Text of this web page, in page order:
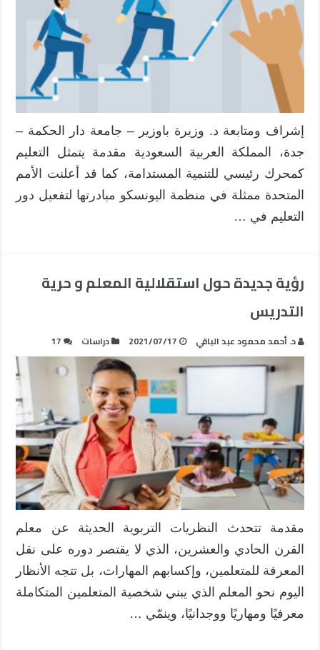
التنمية
المهنية
المستدامة
للمعلم
مغلقة
إشراف ومتابعة د. وزيرة باوزير – جامعة دار الحكمة –
جدة، المملكة العربية السعودية مقدمة يتمثل التعليم
كمحرك رئيسي للتنمية المستدامة، كما قد أعلنت الأمم
المتحدة ممثلة في منظمة اليونسكو مبادرتها لتفعيل دور
التعليم في …
رؤية جديدة حول استقلالية المعلم و حرية
التدريس
د. أحمد محمود عبد الباقي 2021/07/17 دراسات 17
مقدمة تتحدث النظريات التربوية الحديثة عن معلم
القرن الحادي والعشرين، الذي لا يقتصر دوره على نقل
المعرفة للمتعلمين، وإكسابهم المهارات، بل تتجه الأنظار
اليوم نحو المعلم الذي يبني شخصية المتعلمين المتكاملة
معرفيًا ومهاريًا ووجدانيًا، وينمّي …